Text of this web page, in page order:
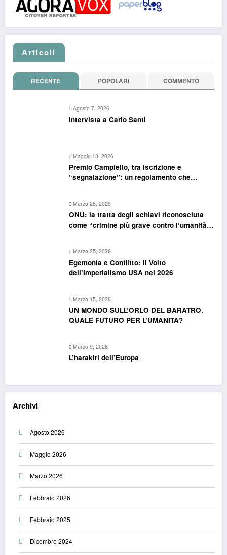
Articoli
RECENTE POPOLARI COMMENTO
Agosto 7, 2026
Intervista a Carlo Santi
Maggio 13, 2026
Premio Campiello, tra iscrizione e
“segnalazione”: un regolamento che
Marzo 28, 2026
ONU: la tratta degli schiavi riconosciuta
come “crimine più grave contro l’umanità”.
Marzo 25, 2026
Egemonia e Conflitto: Il Volto
dell’Imperialismo USA nel 2026
Marzo 15, 2026
UN MONDO SULL’ORLO DEL BARATRO.
QUALE FUTURO PER L’UMANITA?
Marzo 9, 2026
L’harakiri dell’Europa
Archivi
Agosto 2026
Maggio 2026
Marzo 2026
Febbraio 2026
Febbraio 2025
Dicembre 2024